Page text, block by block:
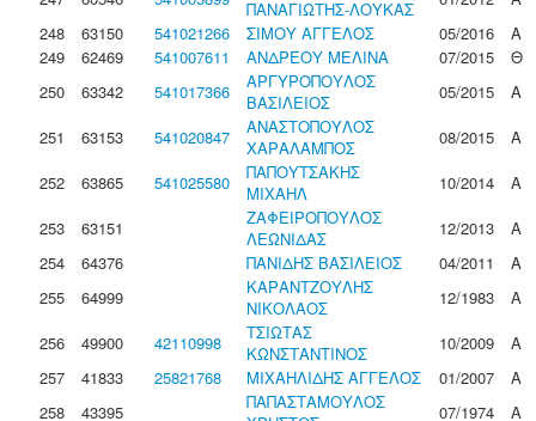
ΠΑΝΑΓΙΩΤΗΣ-ΛΟΥΚΑΣ
248
63150 541021266 ΣΙΜΟΥ ΑΓΓΕΛΟΣ 05/2016
Α
249
62469 541007611 ΑΝΔΡΕΟΥ ΜΕΛΙΝΑ 07/2015
Θ
250
63342 541017366
ΑΡΓΥΡΟΠΟΥΛΟΣ
ΒΑΣΙΛΕΙΟΣ
05/2015
Α
251
63153 541020847
ΑΝΑΣΤΟΠΟΥΛΟΣ
ΧΑΡΑΛΑΜΠΟΣ
08/2015
Α
252
63865 541025580
ΠΑΠΟΥΤΣΑΚΗΣ
ΜΙΧΑΗΛ
10/2014
Α
253
63151
ΖΑΦΕΙΡΟΠΟΥΛΟΣ
ΛΕΩΝΙΔΑΣ
12/2013
Α
254
64376 ΠΑΝΙΔΗΣ ΒΑΣΙΛΕΙΟΣ 04/2011
Α
255
64999
ΚΑΡΑΝΤΖΟΥΛΗΣ
ΝΙΚΟΛΑΟΣ
12/1983
Α
256
49900 42110998
ΤΣΙΩΤΑΣ
ΚΩΝΣΤΑΝΤΙΝΟΣ
10/2009
Α
257
41833 25821768 ΜΙΧΑΗΛΙΔΗΣ ΑΓΓΕΛΟΣ 01/2007
Α
258
43395
ΠΑΠΑΣΤΑΜΟΥΛΟΣ
07/1974
Α